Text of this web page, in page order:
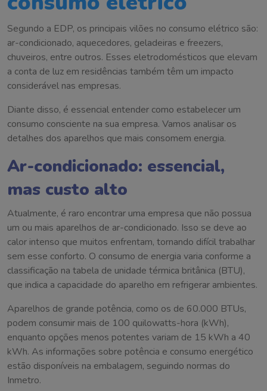
Segundo a EDP, os principais vilões no consumo elétrico são:
ar-condicionado, aquecedores, geladeiras e freezers,
chuveiros, entre outros. Esses eletrodomésticos que elevam
a conta de luz em residências também têm um impacto
considerável nas empresas.
Diante disso, é essencial entender como estabelecer um
consumo consciente na sua empresa. Vamos analisar os
detalhes dos aparelhos que mais consomem energia.
Ar-condicionado: essencial,
mas custo alto
Atualmente, é raro encontrar uma empresa que não possua
um ou mais aparelhos de ar-condicionado. Isso se deve ao
calor intenso que muitos enfrentam, tornando difícil trabalhar
sem esse conforto. O consumo de energia varia conforme a
classificação na tabela de unidade térmica britânica (BTU),
que indica a capacidade do aparelho em refrigerar ambientes.
Aparelhos de grande potência, como os de 60.000 BTUs,
podem consumir mais de 100 quilowatts-hora (kWh),
enquanto opções menos potentes variam de 15 kWh a 40
kWh. As informações sobre potência e consumo energético
estão disponíveis na embalagem, seguindo normas do
Inmetro.